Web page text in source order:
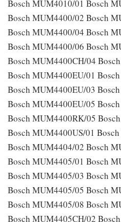
Bosch MUM4010/01 Bosch
Bosch MUM4400/02 Bosch
Bosch MUM4400/04 Bosch
Bosch MUM4400/06 Bosch
Bosch MUM4400CH/04
Bosch MUM4400EU/01
Bosch MUM4400EU/03
Bosch MUM4400EU/05
Bosch MUM4400RK/05
Bosch MUM4400US/01
Bosch MUM4404/02 Bosch
Bosch MUM4405/01 Bosch
Bosch MUM4405/03 Bosch
Bosch MUM4405/05 Bosch
Bosch MUM4405/08 Bosch
Bosch MUM4405CH/02